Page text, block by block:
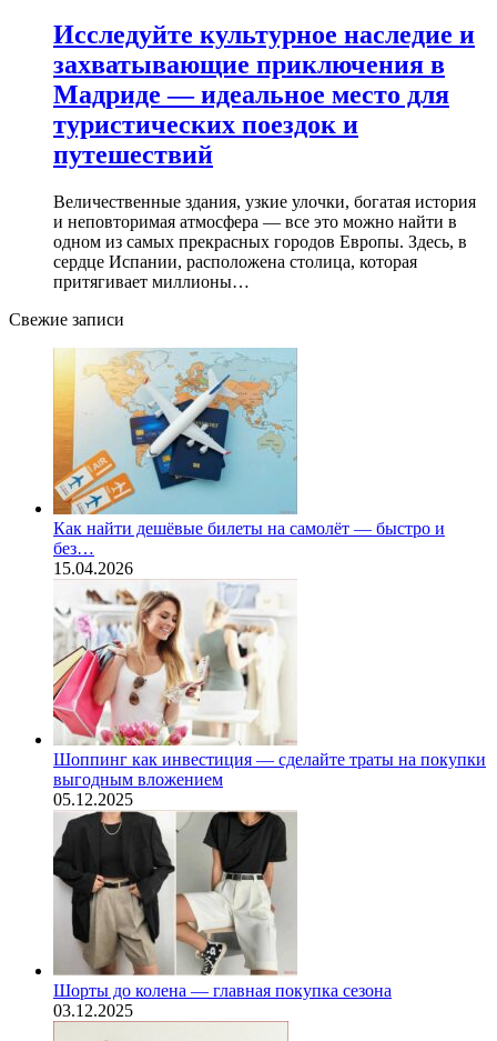
Исследуйте культурное наследие и
захватывающие приключения в
Мадриде — идеальное место для
туристических поездок и
путешествий
Величественные здания, узкие улочки, богатая история
и неповторимая атмосфера — все это можно найти в
одном из самых прекрасных городов Европы. Здесь, в
сердце Испании, расположена столица, которая
притягивает миллионы…
Свежие записи
Как найти дешёвые билеты на самолёт — быстро и
без…
15.04.2026
Шоппинг как инвестиция — сделайте траты на покупки
выгодным вложением
05.12.2025
Шорты до колена — главная покупка сезона
03.12.2025